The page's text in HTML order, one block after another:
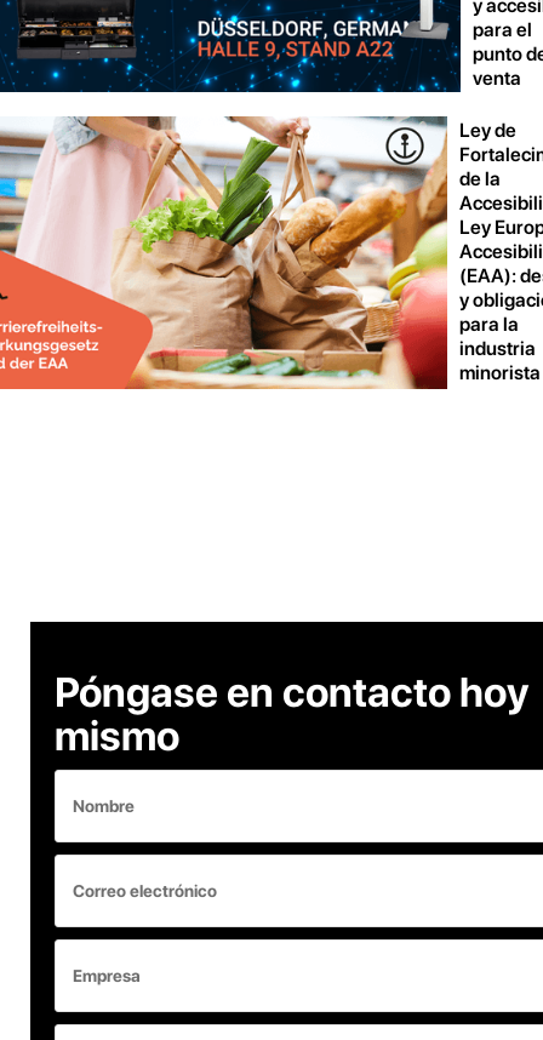
y
para el
punto
venta
Ley de
de la
Ley
(EAA):
y
para la
industria
minorista
Póngase en contacto hoy
mismo